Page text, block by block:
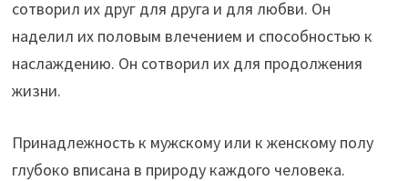
сотворил их друг для друга и для любви. Он
наделил их половым влечением и способностью к
наслаждению. Он сотворил их для продолжения
жизни.
Принадлежность к мужскому или к женскому полу
глубоко вписана в природу каждого человека.